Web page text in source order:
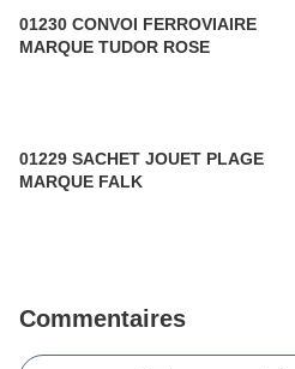
01230 CONVOI FERROVIAIRE
MARQUE TUDOR ROSE
01229 SACHET JOUET PLAGE
MARQUE FALK
Commentaires